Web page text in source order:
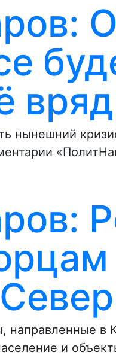
нынешний
направленные в
и